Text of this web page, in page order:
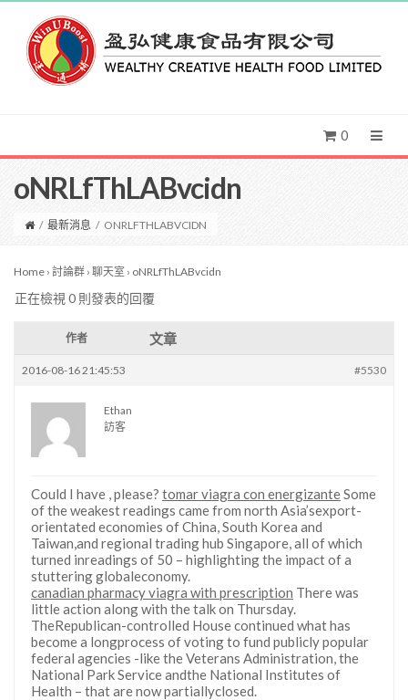
0
oNRLfThLABvcidn
/ 最新消息 / ONRLFTHLABVCIDN
Home › 討論群 › 聊天室 › oNRLfThLABvcidn
正在檢視 0 則發表的回覆
作者 文章
2016-08-16 21:45:53 #5530
Ethan
訪客
Could I have , please? tomar viagra con energizanteSome
of the weakest readings came from north Asia’sexport-
orientated economies of China, South Korea and
Taiwan,and regional trading hub Singapore, all of which
turned inreadings of 50 – highlighting the impact of a
stuttering globaleconomy.
canadian pharmacy viagra with prescription There was
little action along with the talk on Thursday.
TheRepublican-controlled House continued what has
become a longprocess of voting to fund publicly popular
federal agencies -like the Veterans Administration, the
National Park Service andthe National Institutes of
Health – that are now partiallyclosed.